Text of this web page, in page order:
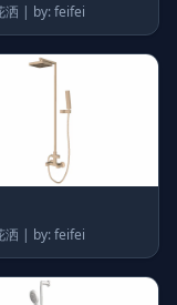
分类：花洒 | by: feifei
分类：花洒 | by: feifei